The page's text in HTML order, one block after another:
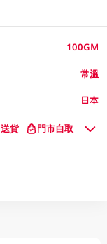
100GM
常溫
日本
送貨 門市自取